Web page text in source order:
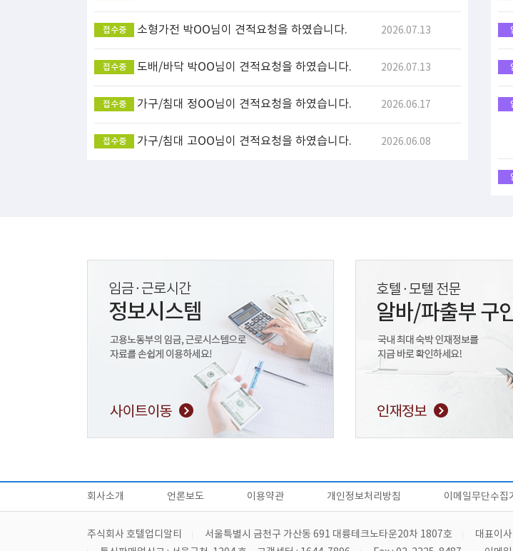
소형가전
접수중 박OO님이 견적요청을 하였습니다. 2026.07.13
도배/바닥
접수중 박OO님이 견적요청을 하였습니다. 2026.07.13
가구/침대
접수중 정OO님이 견적요청을 하였습니다. 2026.06.17
가구/침대
접수중 고OO님이 견적요청을 하였습니다. 2026.06.08
회사소개 언론보도 이용약관 개인정보처리방침 이메일무단수집
주식회사 호텔업디알티 서울특별시 금천구 가산동 691 대륭테크노타운20차 1807호 대표이